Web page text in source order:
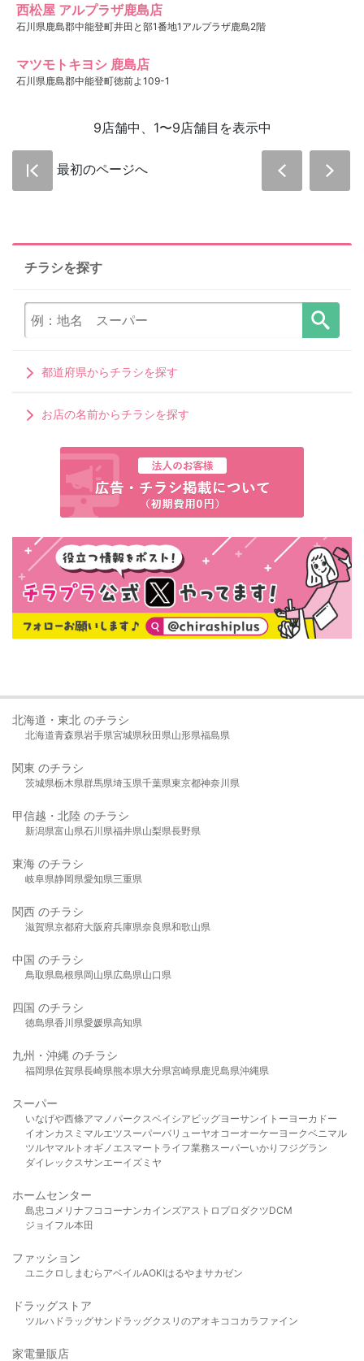
西松屋 アルプラザ鹿島店
石川県鹿島郡中能登町井田と部1番地1アルプラザ鹿島2階
マツモトキヨシ 鹿島店
石川県鹿島郡中能登町徳前よ109-1
9店舗中、1〜9店舗目を表示中
最初のページへ
チラシを探す
都道府県からチラシを探す
お店の名前からチラシを探す
北海道・東北 のチラシ
北海道青森県岩手県宮城県秋田県山形県福島県
関東 のチラシ
茨城県栃木県群馬県埼玉県千葉県東京都神奈川県
甲信越・北陸 のチラシ
新潟県富山県石川県福井県山梨県長野県
東海 のチラシ
岐阜県静岡県愛知県三重県
関西 のチラシ
滋賀県京都府大阪府兵庫県奈良県和歌山県
中国 のチラシ
鳥取県島根県岡山県広島県山口県
四国 のチラシ
徳島県香川県愛媛県高知県
九州・沖縄 のチラシ
福岡県佐賀県長崎県熊本県大分県宮崎県鹿児島県沖縄県
スーパー
いなげや西條アマノパークスベイシア ビッグヨーサンイトーヨーカドー
イオンカスミ マルエツスーパーバリューヤオコーオーケー ヨークベニマル
ツルヤマルト オギノ エスマート ライフ業務スーパーいかり フジグラン
ダイレックスサンエーイズミヤ
ホームセンター
島忠 コメリ ナフコ コーナンカインズアストロプロダクツDCM
ジョイフル本田
ファッション
ユニクロ しまむら アベイルAOKIはるやま サカゼン
ドラッグストア
ツルハドラッグサンドラッグクスリのアオキ ココカラファイン
家電量販店